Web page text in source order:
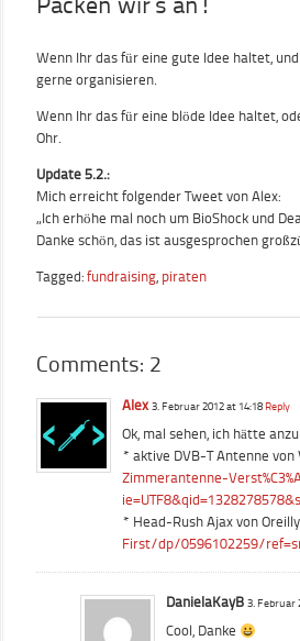
Wenn Ihr das für eine gute Idee haltet,
gerne organisieren.
Wenn Ihr das für eine blöde Idee haltet,
Ohr.
Update 5.2.:
Mich erreicht folgender Tweet von Alex:
„Ich erhöhe mal noch um BioShock und
Danke schön, das ist ausgesprochen
Tagged: fundraising, piraten
Comments: 2
Alex 3. Februar 2012 at 14:18 Reply
Ok, mal sehen, ich hätte
* aktive DVB-T Antenne von
Zimmerantenne-
* Head-Rush Ajax von
First/dp/0596102259/
DanielaKayB 3. Februar
Cool, Danke